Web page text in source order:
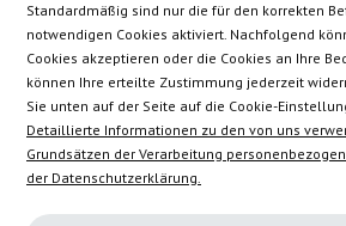
SK
Standardmäßig sind nur die für den korrekten
notwendigen Cookies aktiviert. Nachfolgend
Cookies akzeptieren oder die Cookies an Ihre
können Ihre erteilte Zustimmung jederzeit
Sie unten auf der Seite auf die Cookie-
Detaillierte Informationen zu den von uns
Grundsätzen der Verarbeitung
der Datenschutzerklärung.